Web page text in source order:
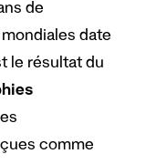
de
date
le résultat du
comme